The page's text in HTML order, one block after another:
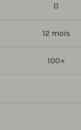
0
12 mois
100+